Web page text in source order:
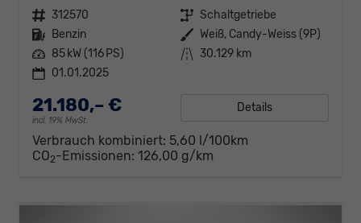
Fahrzeugnr. 312570 Getriebe Schaltgetriebe
Kraftstoff Benzin Außenfarbe Weiß, Candy-Weiss (9P)
Leistung 85 kW (116 PS) Kilometerstand 30.129 km
01.01.2025
21.180,– €
incl. 19% MwSt.
Details
Verbrauch kombiniert: 5,60 l/100km
CO2-Emissionen: 126,00 g/km